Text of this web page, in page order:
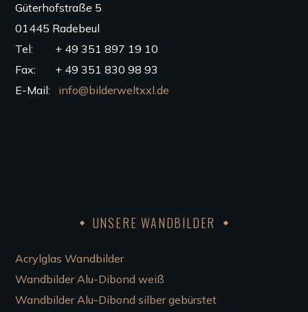
Güterhofstraße 5
01445 Radebeul
Tel: + 49 351 897 19 10
Fax: + 49 351 830 98 93
E-Mail: info@bilderweltxxl.de
UNSERE WANDBILDER
Acrylglas Wandbilder
Wandbilder Alu-Dibond weiß
Wandbilder Alu-Dibond silber gebürstet